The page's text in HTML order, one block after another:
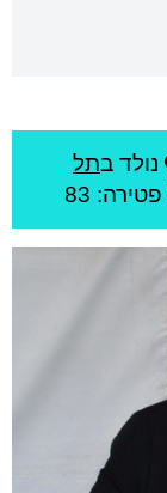
נולד בתל
פטירה: 83